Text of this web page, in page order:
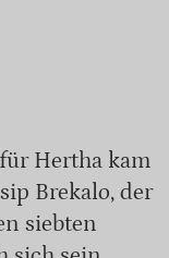
Hertha kam
Brekalo, der
siebten